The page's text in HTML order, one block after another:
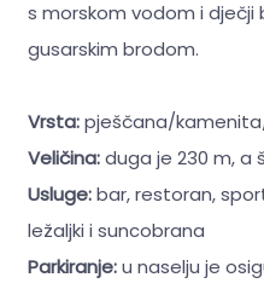
s morskom vodom i dječji
gusarskim brodom.
Vrsta:pješčana/
Veličina:duga je 230 m, a
Usluge:bar, restoran,
ležaljki i suncobrana
Parkiranje:u naselju je